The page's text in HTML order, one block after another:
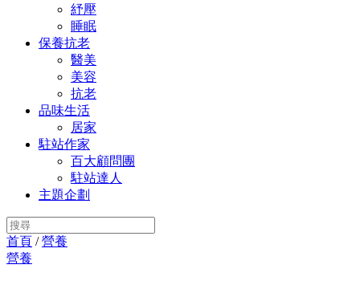
紓壓
睡眠
保養抗老
醫美
美容
抗老
品味生活
居家
駐站作家
百大顧問團
駐站達人
主題企劃
首頁 /營養
營養